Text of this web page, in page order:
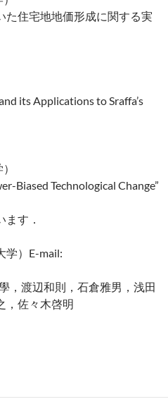
た住宅地地価形成に関する実
its Applications to Sraffa’s
Biased Technological Change”
す．
学）E-mail:
，渡辺和則，石倉雅男，浅田
，佐々木啓明